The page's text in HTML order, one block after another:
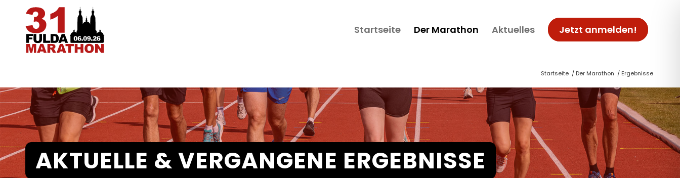
Startseite Der Marathon Aktuelles Jetzt anmelden!
Startseite / Der Marathon / Ergebnisse
AKTUELLE &VERGANGENE ERGEBNISSE